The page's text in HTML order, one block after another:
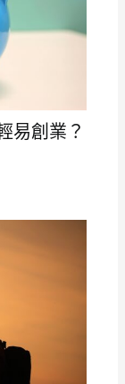
易創業？